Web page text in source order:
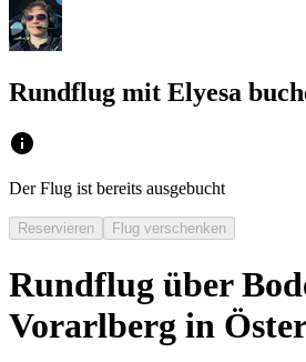
Rundflug mit Elyesa
Der Flug ist bereits ausgebucht
Reservieren Flug verschenken
Rundflug über
Vorarlberg in